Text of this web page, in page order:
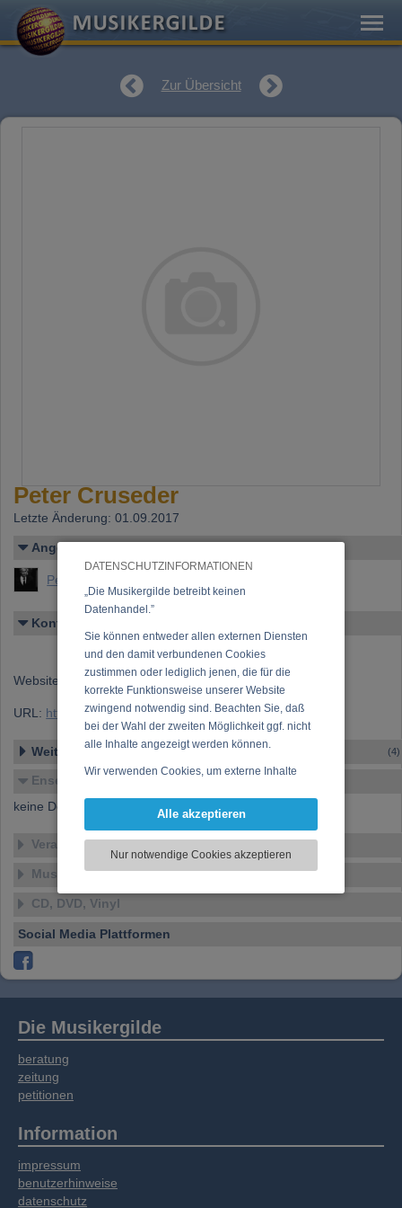
DATENSCHUTZINFORMATIONEN
„Die Musikergilde betreibt keinen
Datenhandel.”
Sie können entweder allen externen Diensten
und den damit verbundenen Cookies
zustimmen oder lediglich jenen, die für die
korrekte Funktionsweise unserer Website
zwingend notwendig sind. Beachten Sie, daß
bei der Wahl der zweiten Möglichkeit ggf. nicht
alle Inhalte angezeigt werden können.
Wir verwenden Cookies, um externe Inhalte
Funktionen für soziale Medien anbieten zu
zu analysieren. Dabei werden ggf.
Informationen zu Ihrer Verwendung unserer
soziale Medien, Werbung und Analysen
Informationen möglicherweise mit weiteren
Alle akzeptieren
Nur notwendige Cookies akzeptieren
Zur Übersicht
Peter Cruseder
Letzte Änderung: 01.09.2017
Angelegt von
Peter Cruseder (Peter Kreuzer)
Kontakt
Website: https://www.cruseder.com/
URL: https://www.musikergilde.at/ensemble/3755.htm
Weitere Ensembles (4)
Ensemble-Details
keine Details verfügbar
Veranstaltungen
Musikstile
CD, DVD, Vinyl
Social Media Plattformen
Die Musikergilde
beratung
zeitung
petitionen
Information
impressum
benutzerhinweise
datenschutz